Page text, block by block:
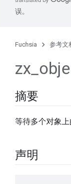
误。
Fuchsia 参考文
zx_
摘要
等待多个对象
声明